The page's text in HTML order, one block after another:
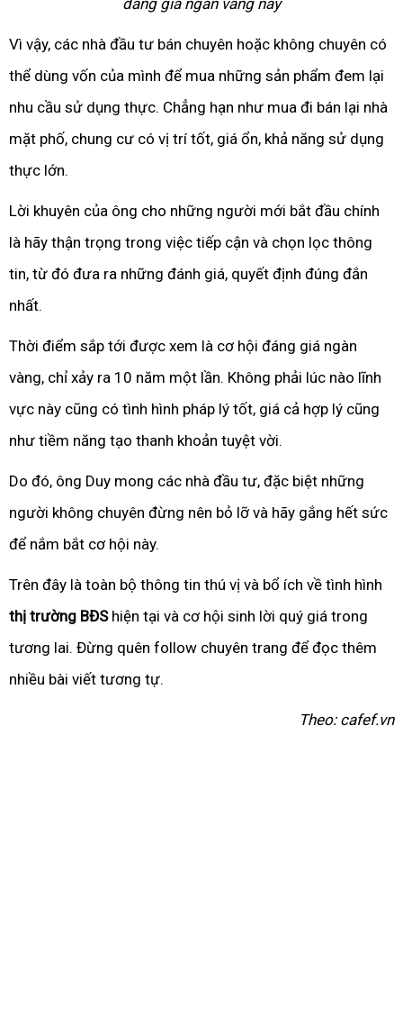
Vì vậy, các nhà đầu tư bán chuyên hoặc không chuyên có
thể dùng vốn của mình để mua những sản phẩm đem lại
nhu cầu sử dụng thực. Chẳng hạn như mua đi bán lại nhà
mặt phố, chung cư có vị trí tốt, giá ổn, khả năng sử dụng
thực lớn.
Lời khuyên của ông cho những người mới bắt đầu chính
là hãy thận trọng trong việc tiếp cận và chọn lọc thông
tin, từ đó đưa ra những đánh giá, quyết định đúng đắn
nhất.
Thời điểm sắp tới được xem là cơ hội đáng giá ngàn
vàng, chỉ xảy ra 10 năm một lần. Không phải lúc nào lĩnh
vực này cũng có tình hình pháp lý tốt, giá cả hợp lý cũng
như tiềm năng tạo thanh khoản tuyệt vời.
Do đó, ông Duy mong các nhà đầu tư, đặc biệt những
người không chuyên đừng nên bỏ lỡ và hãy gắng hết sức
để nắm bắt cơ hội này.
Trên đây là toàn bộ thông tin thú vị và bổ ích về tình hình
thị trường BĐShiện tại và cơ hội sinh lời quý giá trong
tương lai. Đừng quên follow chuyên trang để đọc thêm
nhiều bài viết tương tự.
Theo: cafef.vn